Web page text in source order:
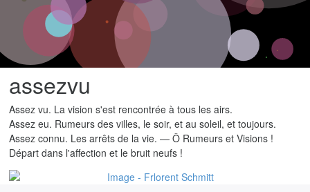
assezvu
Assez vu. La vision s'est rencontrée à tous les airs.
Assez eu. Rumeurs des villes, le soir, et au soleil, et toujours.
Assez connu. Les arrêts de la vie. — Ô Rumeurs et Visions !
Départ dans l'affection et le bruit neufs !